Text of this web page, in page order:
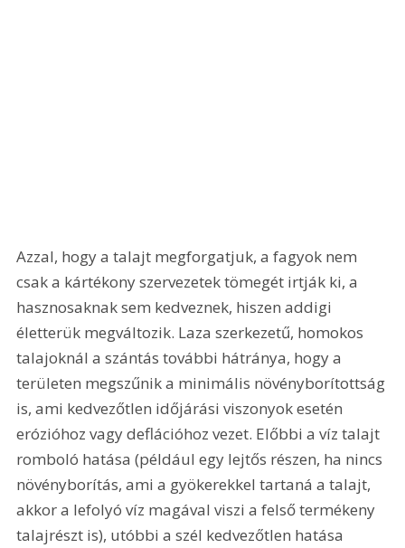
Azzal, hogy a talajt megforgatjuk, a fagyok nem
csak a kártékony szervezetek tömegét irtják ki, a
hasznosaknak sem kedveznek, hiszen addigi
életterük megváltozik. Laza szerkezetű, homokos
talajoknál a szántás további hátránya, hogy a
területen megszűnik a minimális növényborítottság
is, ami kedvezőtlen időjárási viszonyok esetén
erózióhoz vagy deflációhoz vezet. Előbbi a víz talajt
romboló hatása (például egy lejtős részen, ha nincs
növényborítás, ami a gyökerekkel tartaná a talajt,
akkor a lefolyó víz magával viszi a felső termékeny
talajrészt is), utóbbi a szél kedvezőtlen hatása